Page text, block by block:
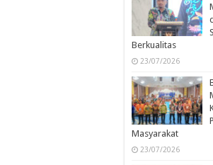
Berkualitas
23/07/2026
Masyarakat
23/07/2026